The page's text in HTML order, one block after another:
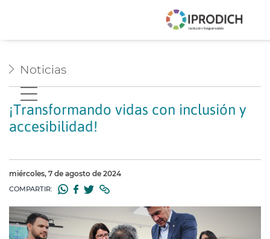
Noticias
¡Transformando vidas con inclusión y
accesibilidad!
miércoles, 7 de agosto de 2024
COMPARTIR: